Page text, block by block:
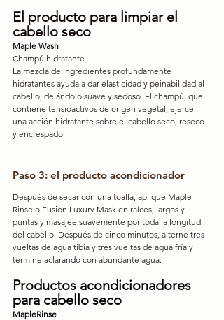
El producto para limpiar el
cabello seco
Maple Wash
Champú hidratante
La mezcla de ingredientes profundamente
hidratantes ayuda a dar elasticidad y peinabilidad al
cabello, dejándolo suave y sedoso. El champú, que
contiene tensioactivos de origen vegetal, ejerce
una acción hidratante sobre el cabello seco, reseco
y encrespado.
Paso 3: el producto acondicionador
Después de secar con una toalla, aplique Maple
Rinse o Fusion Luxury Mask en raíces, largos y
puntas y masajee suavemente por toda la longitud
del cabello. Después de cinco minutos, alterne tres
vueltas de agua tibia y tres vueltas de agua fría y
termine aclarando con abundante agua.
Productos acondicionadores
para cabello seco
MapleRinse